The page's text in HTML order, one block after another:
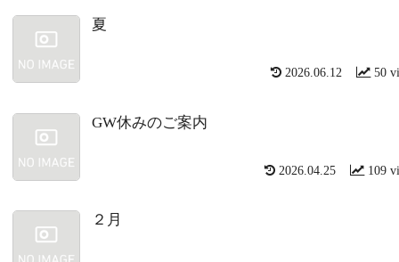
夏
50
2026.06.12
GW休みのご案内
109
2026.04.25
２月